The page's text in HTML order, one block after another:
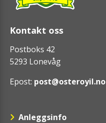
Kontakt oss
Postboks 42
5293 Lonevåg
Epost: post@osteroyil.no
Anleggsinfo